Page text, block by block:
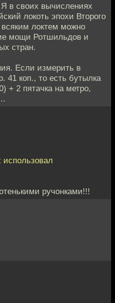
в своих вычислениях
локоть эпохи Второго
локтем можно
мощи Ротшильдов и
стран.
Если измерить в
41 коп., то есть бутылка
+ 2 пятачка на метро,
ручонками!!!